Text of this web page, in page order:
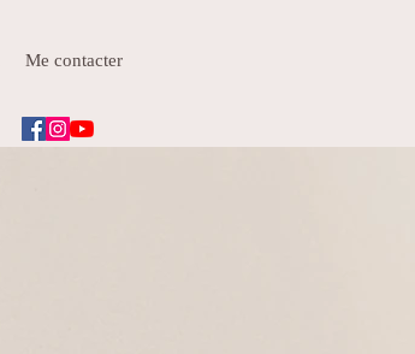
Me contacter